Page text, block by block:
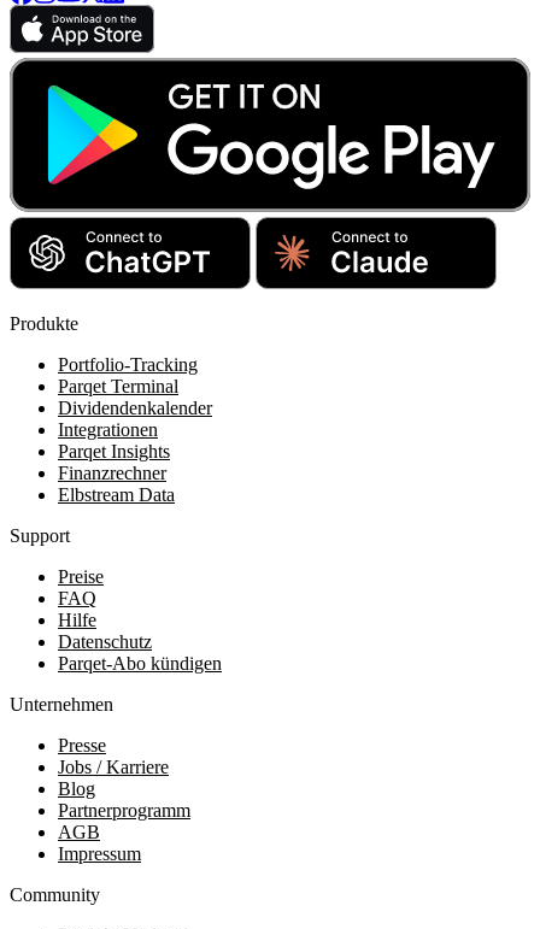
Produkte
Portfolio-Tracking
Parqet Terminal
Dividendenkalender
Integrationen
Parqet Insights
Finanzrechner
Elbstream Data
Support
Preise
FAQ
Hilfe
Datenschutz
Parqet-Abo kündigen
Unternehmen
Presse
Jobs / Karriere
Blog
Partnerprogramm
AGB
Impressum
Community